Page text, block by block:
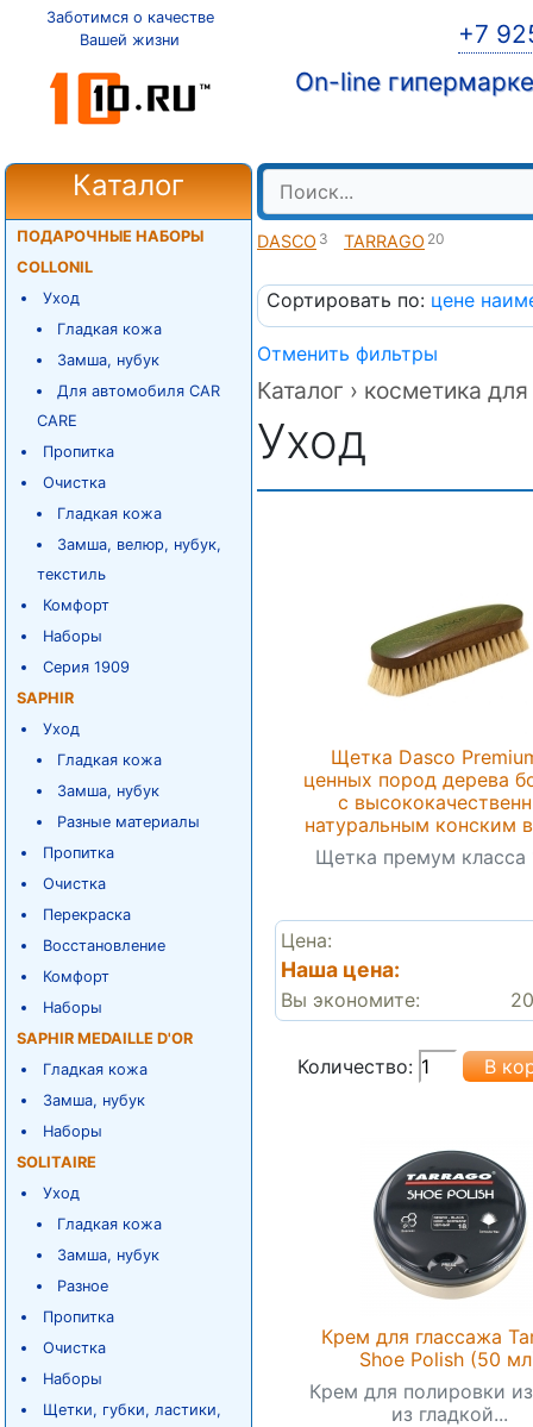
Заботимся о качестве
Вашей жизни
+7
On-line
Каталог
ПОДАРОЧНЫЕ НАБОРЫ
COLLONIL
Уход
Гладкая кожа
Замша, нубук
Для автомобиля CAR
CARE
Пропитка
Очистка
Гладкая кожа
Замша, велюр, нубук,
текстиль
Комфорт
Наборы
Серия 1909
SAPHIR
Уход
Гладкая кожа
Замша, нубук
Разные материалы
Пропитка
Очистка
Перекраска
Восстановление
Комфорт
Наборы
SAPHIR MEDAILLE D'OR
Гладкая кожа
Замша, нубук
Наборы
SOLITAIRE
Уход
Гладкая кожа
Замша, нубук
Разное
Пропитка
Очистка
Наборы
Щетки, губки, ластики,
DASCO 3 TARRAGO 20
Сортировать по: цене
Отменить фильтры
Каталог › косметика для
Уход
Щетка Dasco
ценных пород дерева
с
натуральным конским
Щетка премум класса
Цена:
Наша цена:
Вы экономите:
Количество:
Крем для глассажа
Shoe Polish (50
Крем для полировки
из гладкой...